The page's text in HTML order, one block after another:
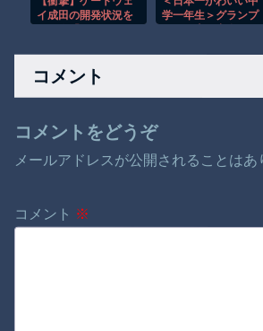
イ成田の開発状況を
だろう」
学一年生＞グランプ
リは徳島県出身・つ
コメント
コメントをどうぞ
メールアドレスが公開されることはあ
コメント ※